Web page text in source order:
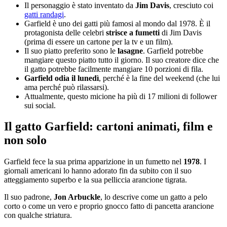
Il personaggio è stato inventato da Jim Davis, cresciuto coi
gatti randagi.
Garfield è uno dei gatti più famosi al mondo dal 1978. È il
protagonista delle celebri strisce a fumetti di Jim Davis
(prima di essere un cartone per la tv e un film).
Il suo piatto preferito sono le lasagne. Garfield potrebbe
mangiare questo piatto tutto il giorno. Il suo creatore dice che
il gatto potrebbe facilmente mangiare 10 porzioni di fila.
Garfield odia il lunedì, perché è la fine del weekend (che lui
ama perché può rilassarsi).
Attualmente, questo micione ha più di 17 milioni di follower
sui social.
Il gatto Garfield: cartoni animati, film e
non solo
Garfield fece la sua prima apparizione in un fumetto nel 1978. I
giornali americani lo hanno adorato fin da subito con il suo
atteggiamento superbo e la sua pelliccia arancione tigrata.
Il suo padrone, Jon Arbuckle, lo descrive come un gatto a pelo
corto o come un vero e proprio gnocco fatto di pancetta arancione
con qualche striatura.